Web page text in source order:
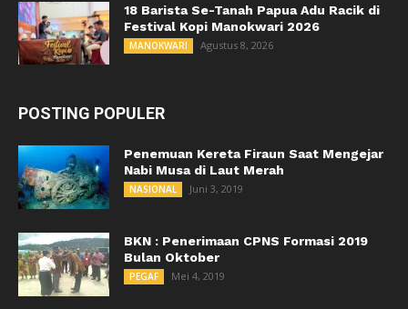
18 Barista Se-Tanah Papua Adu Racik di
Festival Kopi Manokwari 2026
MANOKWARI Agustus 8, 2026
POSTING POPULER
Penemuan Kereta Firaun Saat Mengejar
Nabi Musa di Laut Merah
NASIONAL Juni 3, 2019
BKN : Penerimaan CPNS Formasi 2019
Bulan Oktober
PEGAF Mei 4, 2019